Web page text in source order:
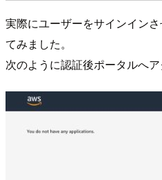
実際にユーザーをサインイン
てみました。
次のように認証後ポータルへア